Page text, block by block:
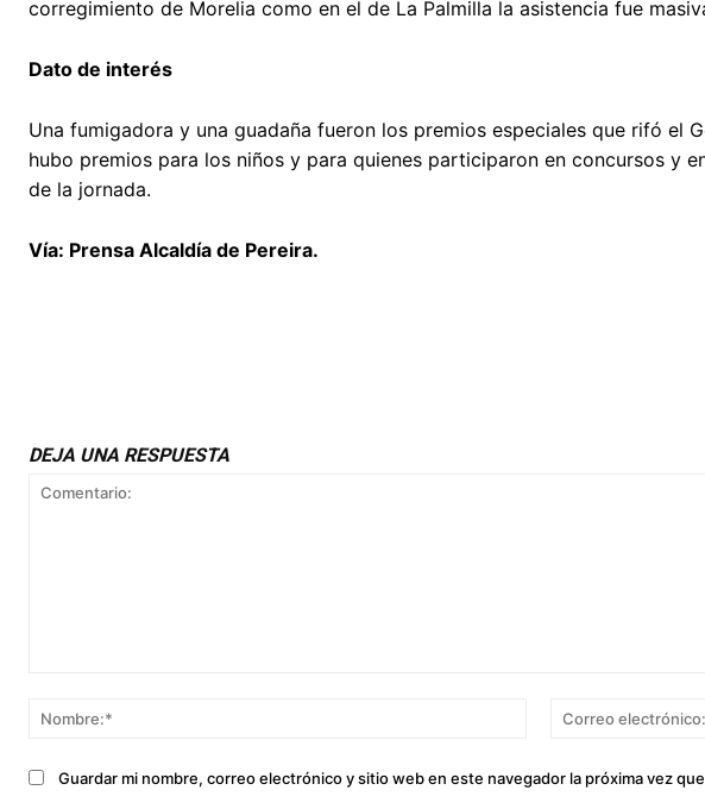
corregimiento de Morelia como en el de La Palmilla la asistencia fue
Dato de interés
Una fumigadora y una guadaña fueron los premios especiales que rifó el
hubo premios para los niños y para quienes participaron en concursos y
de la jornada.
Vía: Prensa Alcaldía de Pereira.
DEJA UNA RESPUESTA
Nombre:*
Guardar mi nombre, correo electrónico y sitio web en este navegador la próxima vez